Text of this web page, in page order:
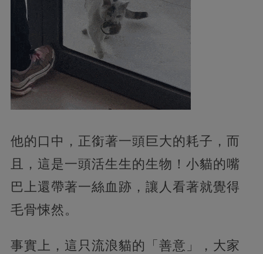
他的口中，正銜著一頭巨大的耗子，而
且，這是一頭活生生的生物！小貓的嘴
巴上還帶著一絲血跡，讓人看著就覺得
毛骨悚然。
事實上，這只流浪貓的「善意」，大家